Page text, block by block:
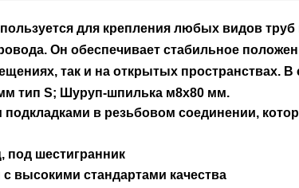
для крепления любых видов
Он обеспечивает стабильное
так и на открытых пространствах.
тип S; Шуруп-шпилька м8х80 мм.
в резьбовом соединении,
под шестигранник
высокими стандартами качества